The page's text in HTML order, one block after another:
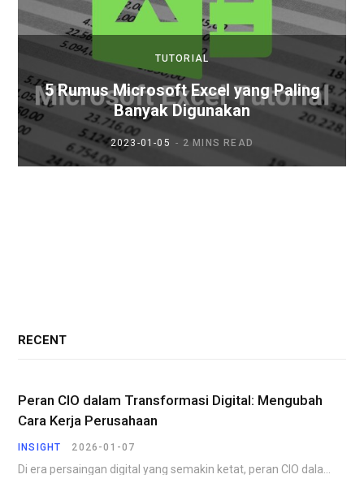
TUTORIAL
5 Rumus Microsoft Excel yang Paling
Banyak Digunakan
2023-01-05 2 MINS READ
RECENT
Peran CIO dalam Transformasi Digital: Mengubah
Cara Kerja Perusahaan
INSIGHT 2026-01-07